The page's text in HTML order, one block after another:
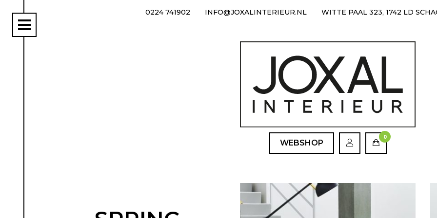
0224 741902 INFO@JOXALINTERIEUR.NL WITTE PAAL 323, 1742 LD
WEBSHOP
0